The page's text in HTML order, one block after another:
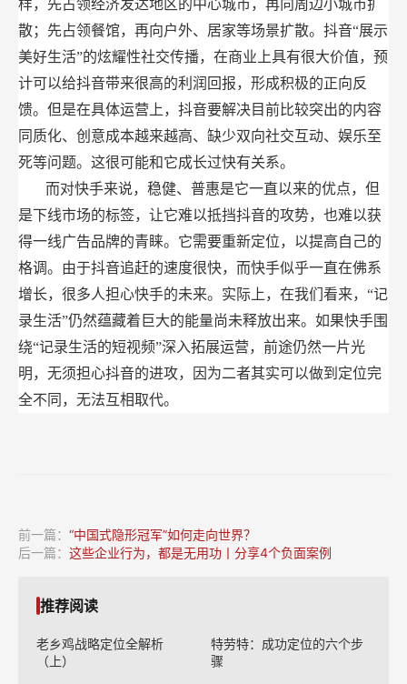
样，先占领经济发达地区的中心城市，再向周边小城市扩
散；先占领餐馆，再向户外、居家等场景扩散。抖音“展示
美好生活”的炫耀性社交传播，在商业上具有很大价值，预
计可以给抖音带来很高的利润回报，形成积极的正向反
馈。但是在具体运营上，抖音要解决目前比较突出的内容
同质化、创意成本越来越高、缺少双向社交互动、娱乐至
死等问题。这很可能和它成长过快有关系。
而对快手来说，稳健、普惠是它一直以来的优点，但
是下线市场的标签，让它难以抵挡抖音的攻势，也难以获
得一线广告品牌的青睐。它需要重新定位，以提高自己的
格调。由于抖音追赶的速度很快，而快手似乎一直在佛系
增长，很多人担心快手的未来。实际上，在我们看来，“记
录生活”仍然蕴藏着巨大的能量尚未释放出来。如果快手围
绕“记录生活的短视频”深入拓展运营，前途仍然一片光
明，无须担心抖音的进攻，因为二者其实可以做到定位完
全不同，无法互相取代。
前一篇： “中国式隐形冠军”如何走向世界？
后一篇： 这些企业行为，都是无用功丨分享4个负面案例
推荐阅读
老乡鸡战略定位全解析
（上）
特劳特：成功定位的六个步
骤